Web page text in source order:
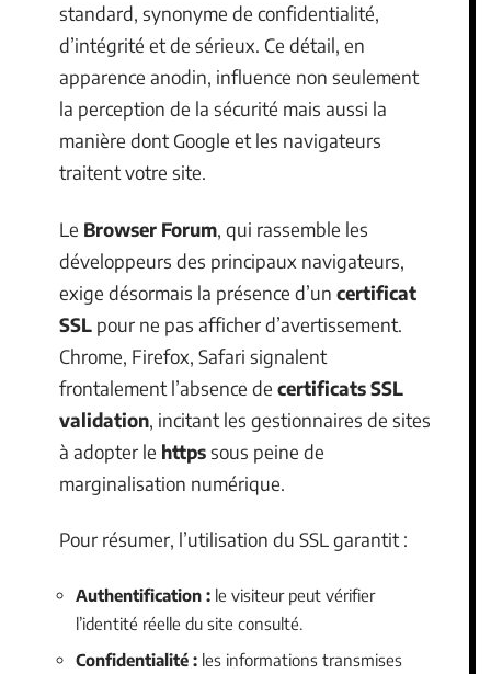
standard, synonyme de confidentialité,
d’intégrité et de sérieux. Ce détail, en
apparence anodin, influence non seulement
la perception de la sécurité mais aussi la
manière dont Google et les navigateurs
traitent votre site.
Le Browser Forum, qui rassemble les
développeurs des principaux navigateurs,
exige désormais la présence d’un certificat
SSL pour ne pas afficher d’avertissement.
Chrome, Firefox, Safari signalent
frontalement l’absence de certificats SSL
validation, incitant les gestionnaires de sites
à adopter le httpssous peine de
marginalisation numérique.
Pour résumer, l’utilisation du SSL garantit :
Authentification : le visiteur peut vérifier
l’identité réelle du site consulté.
Confidentialité : les informations transmises